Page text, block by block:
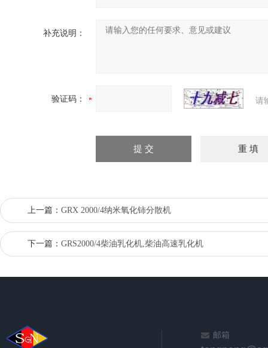
补充说明：
验证码： 请
上一篇： GRX 2000/4纳米氧化铈分散机
下一篇： GRS2000/4柴油乳化机,柴油高速乳化机
邮箱